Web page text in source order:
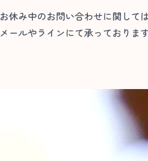
お休み中のお問い合わせに関しては
メールやラインにて承っておりま